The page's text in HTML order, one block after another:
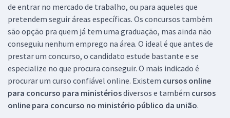
de entrar no mercado de trabalho, ou para aqueles que
pretendem seguir áreas específicas. Os concursos também
são opção pra quem já tem uma graduação, mas ainda não
conseguiu nenhum emprego na área. O ideal é que antes de
prestar um concurso, o candidato estude bastante e se
especialize no que procura conseguir. O mais indicado é
procurar um curso confiável online. Existem cursos online
para concurso para ministériosdiversos e também cursos
online para concurso no ministério público da união.